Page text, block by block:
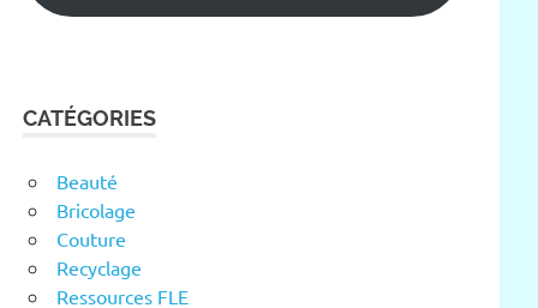
CATÉGORIES
Beauté
Bricolage
Couture
Recyclage
Ressources FLE